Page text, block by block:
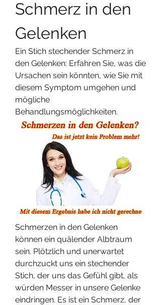
Schmerz in den
Gelenken
Ein Stich stechender Schmerz in
den Gelenken: Erfahren Sie, was die
Ursachen sein könnten, wie Sie mit
diesem Symptom umgehen und
mögliche
Behandlungsmöglichkeiten.
Schmerzen in den Gelenken
können ein quälender Albtraum
sein. Plötzlich und unerwartet
durchzuckt uns ein stechender
Stich, der uns das Gefühl gibt, als
würden Messer in unsere Gelenke
eindringen. Es ist ein Schmerz, der